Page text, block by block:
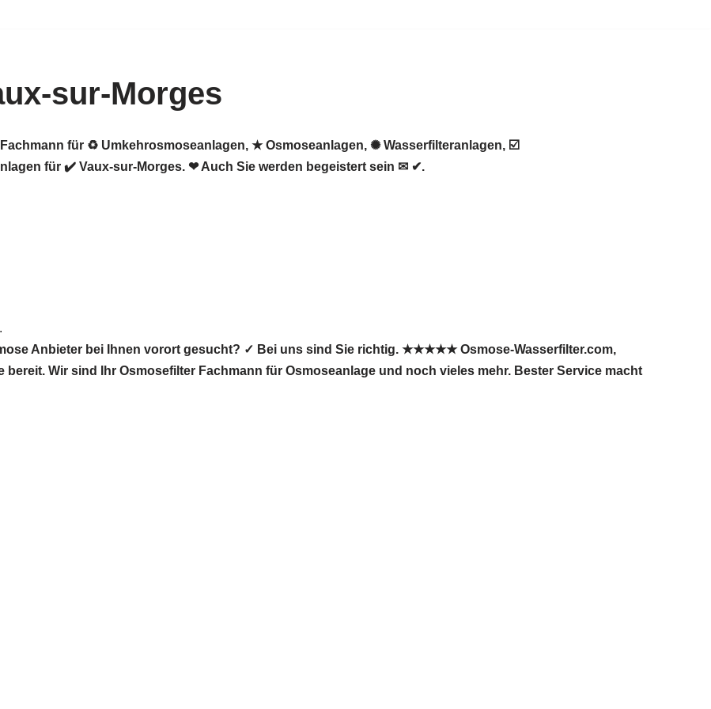
sur-Morges
für ♻ Umkehrosmoseanlagen, ★ Osmoseanlagen, ✺ Wasserfilteranlagen, ☑️
für ✔️ Vaux-sur-Morges. ❤ Auch Sie werden begeistert sein ✉ ✔.
Anbieter bei Ihnen vorort gesucht? ✓ Bei uns sind Sie richtig. ★★★★★ Osmose-Wasserfilter.com,
bereit. Wir sind Ihr Osmosefilter Fachmann für Osmoseanlage und noch vieles mehr. Bester Service macht